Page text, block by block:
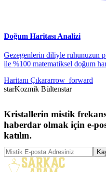
Doğum Haritası Analizi
Gezegenlerin diliyle ruhunuzun
ile %100 matematiksel doğum
Haritanı Çıkararrow_forward
starKozmik Bültenstar
Kristallerin mistik
haberdar olmak için e-
katılın.